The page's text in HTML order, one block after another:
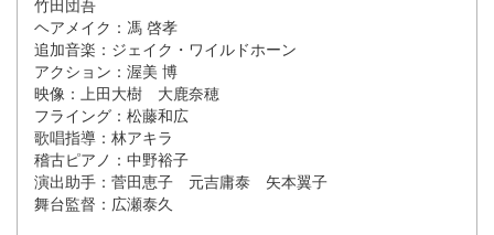
竹田団吾
ヘアメイク：馮 啓孝
追加音楽：ジェイク・ワイルドホーン
アクション：渥美 博
映像：上田大樹 大鹿奈穂
フライング：松藤和広
歌唱指導：林アキラ
稽古ピアノ：中野裕子
演出助手：菅田恵子 元吉庸泰 矢本翼子
舞台監督：広瀬泰久